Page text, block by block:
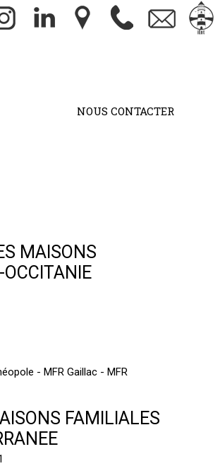
NOUS CONTACTER
MAISONS
- MFR Gaillac - MFR
FAMILIALES